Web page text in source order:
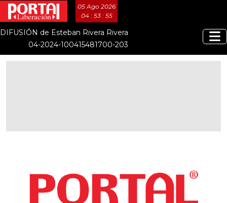
05 Ago 2026
04 : 53 : 56
DIFUSIÓN de Esteban Rivera Rivera
04-2024-100415481700-203